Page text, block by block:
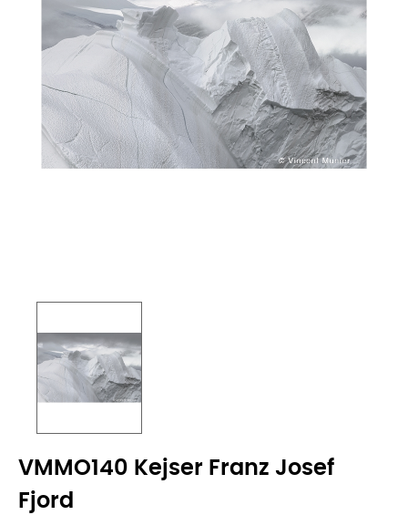
VMMO140 Kejser Franz Josef
Fjord